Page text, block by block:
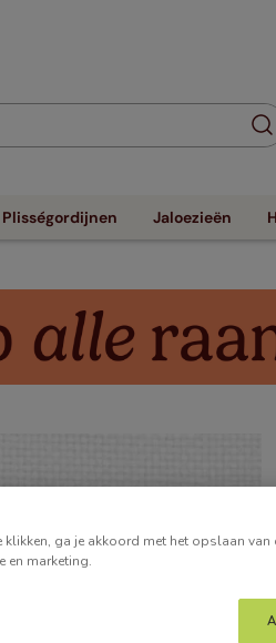
Plisségordijnen Jaloezieën
ga je akkoord met het opslaan
en marketing.